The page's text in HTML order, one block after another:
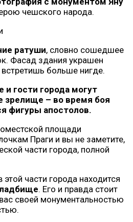
чешского народа.
ратуши, словно сошедшее
Фасад здания украшен
больше нигде.
гости города могут
зрелище – во время боя
фигуры апостолов.
площади
Праги и вы не заметите,
части города, полной
части города находится
. Его и правда стоит
своей монументальностью